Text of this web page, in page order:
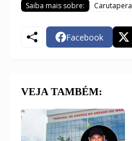
Saiba mais sobre: Carutapera
Facebook
VEJA TAMBÉM: